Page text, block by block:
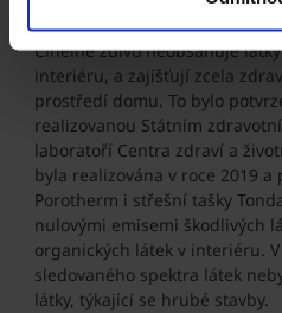
Cihelné zdivo neobsahuje
interiéru, a zajišťují zcela
prostředí domu. To bylo
realizovanou Státním
laboratoří Centra zdraví a
byla realizována v roce 2019
Porotherm i střešní tašky
nulovými emisemi škodlivých
organických látek v interiéru.
sledovaného spektra látek
látky, týkající se hrubé stavby.